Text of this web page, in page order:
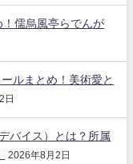
！儒烏風亭らでんが
ルまとめ！美術愛と
日
バイス）とは？所属
2026年8月2日